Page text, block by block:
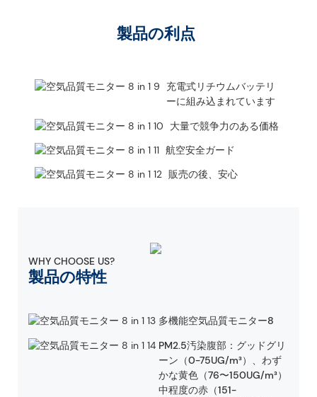
製品の利点
充電式リチウムバッテリ
ーに組み込まれています
大量で競争力のある価格
航空安全ガード
販売の後、安心
WHY CHOOSE US?
製品の特性
多機能空気品質モニター8
PM2.5汚染腹部：グッドグリ
ーン（0-75UG/m³）、わず
かな黄色（76〜150UG/m³）
中程度の赤（151-